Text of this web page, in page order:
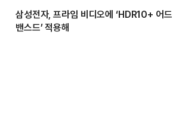
삼성전자, 프라임 비디오에 ‘HDR10+ 어드
밴스드’ 적용해